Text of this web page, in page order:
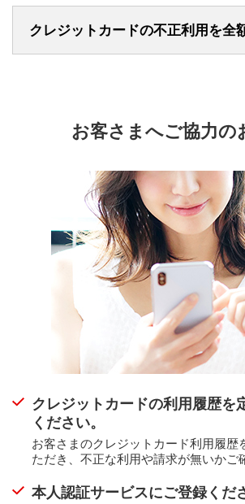
【不審な取引を即座に通知】
取引ご確認メール」をお送りしています
一部配信対象外となるお取引がございま
このサービスをご利用いただくためには
スへのID登録が必要です。
2025年2月下旬配信分より、お送りす
文デザインを順次変更しております。
保留取引ご確認メール
【万全なサポート体制】
不審な取引の検知後、被害有無確認の
いただいているお電話番号に、電話（
ビス※1 によるご連絡を含む）もしくは
ッセージサービス※2）にて、ご連絡い
システムにより自動的にお電話で
ビス
携帯電話宛に短い文章を送信する
当社からのご連絡と 必要なお
について
クレジットカードの不正利用を全
万が一、第三者による不正利用に遭わ
たします。
会員規約に基づき以下のようなケースは補償
詳しくは会員規約をご確認ください。
会員の家族、同居人など会員の関係者によ
者が関与した盗難・紛失等による利用
当社へ盗難・紛失のご連絡をされた日から
暗証番号を他人に教える、メモと一緒に保
日や電話番号の下4桁など他人に推測され
会員規約
ＭＤＣマーク(旧MUFGカード/旧DCカ
ド
NICOSカード
お客さまへご協力の
クレジットカードの利用履歴を
ください。
お客さまのクレジットカード利用履歴
ただき、 不正な利用や請求が無いかご
本人認証サービスにご登録くだ